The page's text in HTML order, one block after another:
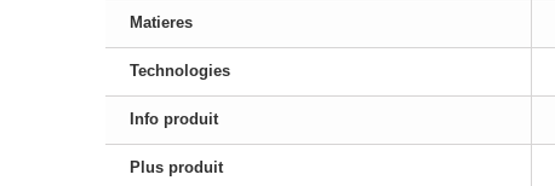
Matieres
Technologies
Info produit
Plus produit